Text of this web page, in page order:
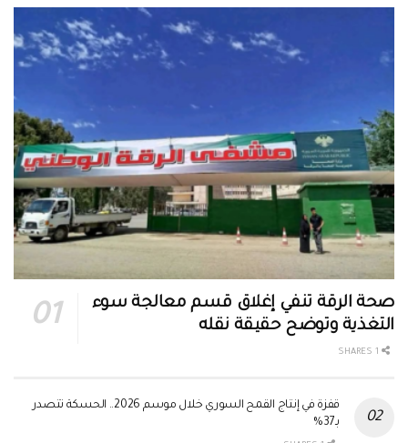
صحة الرقة تنفي إغلاق قسم معالجة سوء
التغذية وتوضح حقيقة نقله
قفزة في إنتاج القمح السوري خلال موسم 2026.. الحسكة تتصدر
بـ37%